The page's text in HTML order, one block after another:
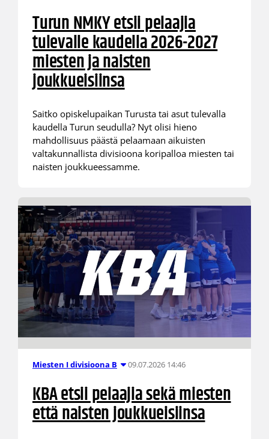
Turun NMKY etsii pelaajia
tulevalle kaudella 2026-2027
miesten ja naisten
joukkueisiinsa
Saitko opiskelupaikan Turusta tai asut tulevalla
kaudella Turun seudulla? Nyt olisi hieno
mahdollisuus päästä pelaamaan aikuisten
valtakunnallista divisioona koripalloa miesten tai
naisten joukkueessamme.
Miesten I divisioona B 09.07.2026 14:46
KBA etsii pelaajia sekä miesten
että naisten joukkueisiinsa